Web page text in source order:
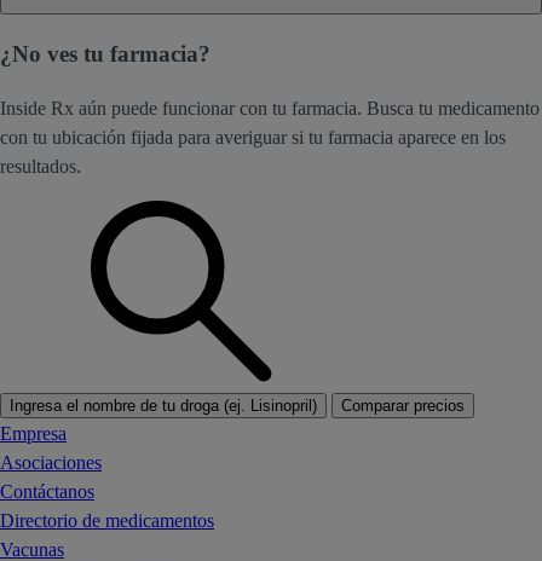
¿No ves tu farmacia?
Inside Rx aún puede funcionar con tu farmacia. Busca tu medicamento
con tu ubicación fijada para averiguar si tu farmacia aparece en los
resultados.
Ingresa el nombre de tu droga (ej. Lisinopril) Comparar precios
Empresa
Asociaciones
Contáctanos
Directorio de medicamentos
Vacunas